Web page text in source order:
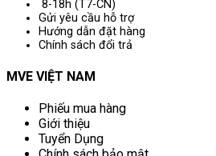
8-18h (T7-CN)
Gửi yêu cầu hỗ trợ
Hướng dẫn đặt hàng
Chính sách đổi trả
MVE VIỆT NAM
Phiếu mua hàng
Giới thiệu
Tuyển Dụng